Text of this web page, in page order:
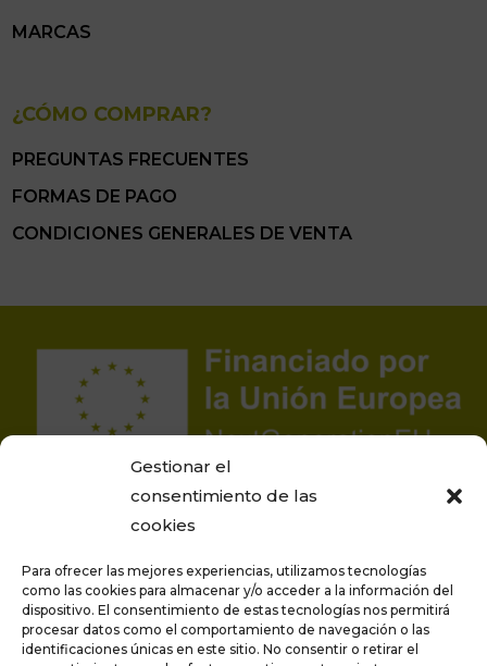
Gestionar el
consentimiento de las
cookies
Para ofrecer las mejores experiencias, utilizamos tecnologías
como las cookies para almacenar y/o acceder a la información del
dispositivo. El consentimiento de estas tecnologías nos permitirá
procesar datos como el comportamiento de navegación o las
identificaciones únicas en este sitio. No consentir o retirar el
MARCAS
¿CÓMO COMPRAR?
PREGUNTAS FRECUENTES
FORMAS DE PAGO
CONDICIONES GENERALES DE VENTA
Proyecto financiado por la Unión Europea –
NextGenerationEU